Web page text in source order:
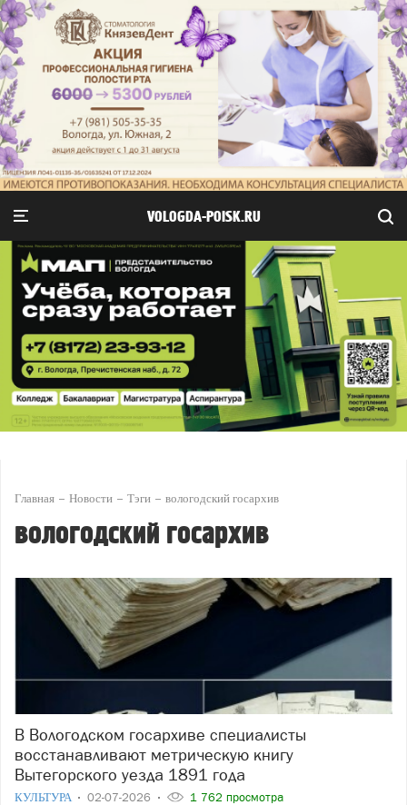
VOLOGDA-POISK.RU
Главная Новости Тэги вологодский госархив
вологодский госархив
В Вологодском госархиве специалисты
восстанавливают метрическую книгу
Вытегорского уезда 1891 года
КУЛЬТУРА 02-07-2026 1 762 просмотра